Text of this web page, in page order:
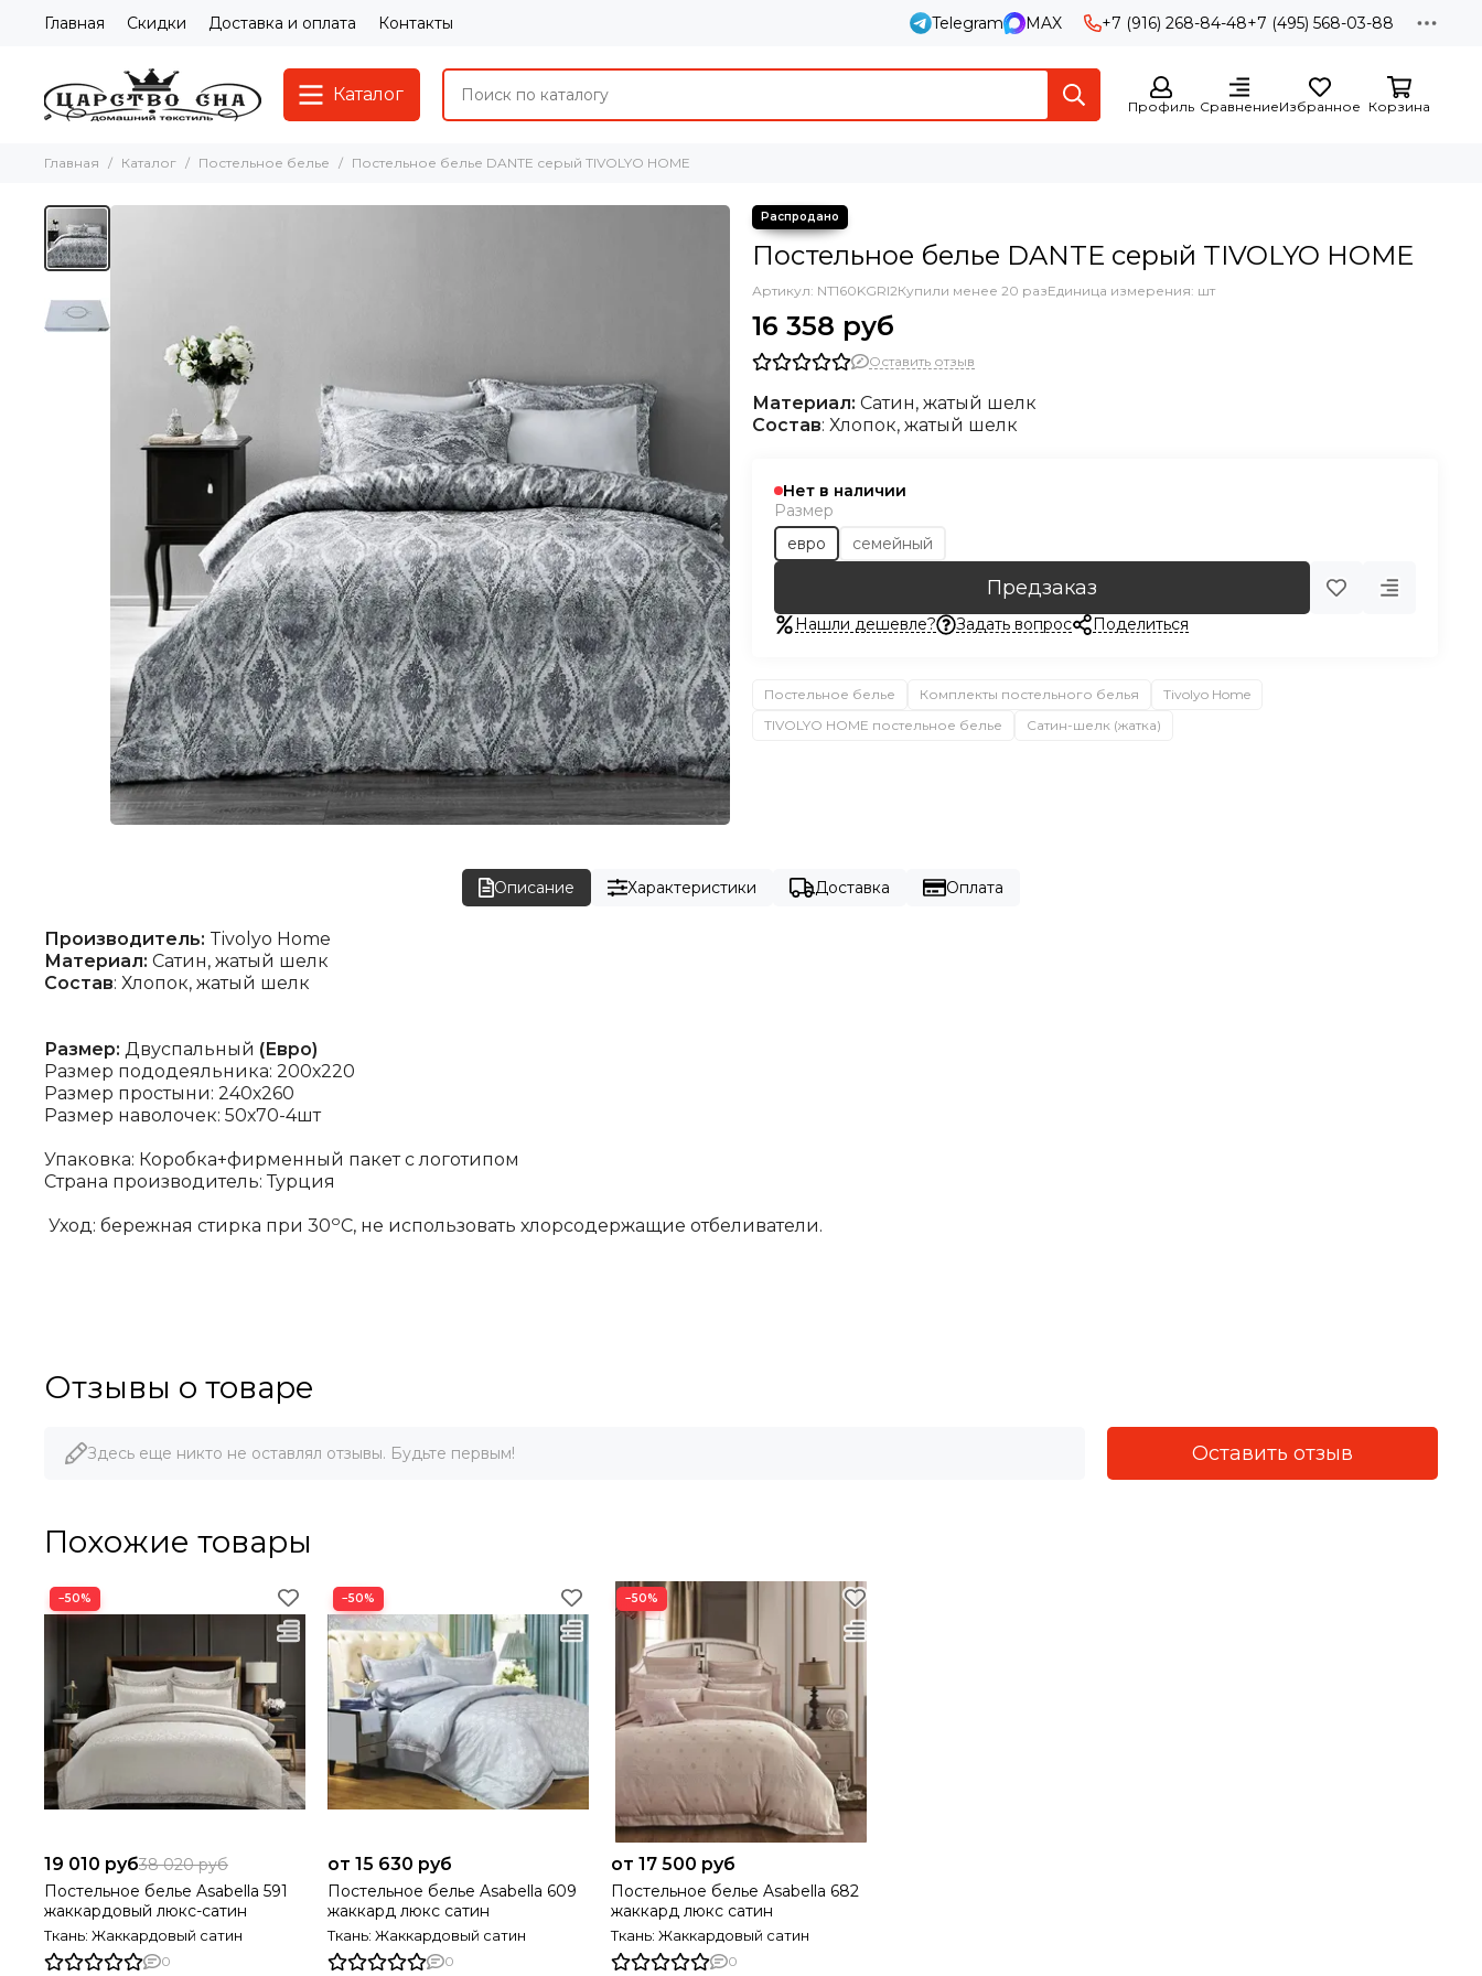
Главная Скидки Доставка и оплата Контакты Telegram MAX +7 (916) 268-84-48+7 (495) 568-03-88
Каталог
Профиль СравнениеИзбранное Корзина
Главная Каталог Постельное белье Постельное белье DANTE серый TIVOLYO HOME
Постельное белье DANTE серый TIVOLYO HOME
Артикул: NT160KGRI2Купили менее 20 разЕдиница измерения: шт
16 358 руб
Оставить отзыв
Материал: Сатин, жатый шелк
Состав: Хлопок, жатый шелк
Нет в наличии
Размер
евро
семейный
Предзаказ
Нашли дешевле? Задать вопрос Поделиться
Постельное белье Комплекты постельного белья
Tivolyo Home
TIVOLYO HOME постельное белье
Сатин-шелк (жатка)
Описание Характеристики Доставка Оплата
Производитель: Tivolyo Home
Материал: Сатин, жатый шелк
Состав: Хлопок, жатый шелк
Размер: Двуспальный (Евро)
Размер пододеяльника: 200х220
Размер простыни: 240х260
Размер наволочек: 50х70-4шт
Упаковка: Коробка+фирменный пакет с логотипом
Страна производитель: Турция
Уход: бережная стирка при 30оС, не использовать хлорсодержащие отбеливатели.
Отзывы о товаре
Здесь еще никто не оставлял отзывы. Будьте первым! Оставить отзыв
Похожие товары
−50%
19 010 руб38 020 руб
Постельное белье Asabella 591
жаккардовый люкс-сатин
Ткань: Жаккардовый сатин
0
−50%
от 15 630 руб
Постельное белье Asabella 609
жаккард люкс сатин
Ткань: Жаккардовый сатин
0
−50%
от 17 500 руб
Постельное белье Asabella 682
жаккард люкс сатин
Ткань: Жаккардовый сатин
0